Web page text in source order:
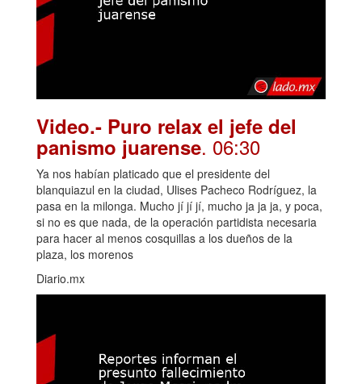
Video.- Puro relax el jefe del
panismo juarense. 06:30
Ya nos habían platicado que el presidente del
blanquiazul en la ciudad, Ulises Pacheco Rodríguez, la
pasa en la milonga. Mucho jí jí jí, mucho ja ja ja, y poca,
si no es que nada, de la operación partidista necesaria
para hacer al menos cosquillas a los dueños de la
plaza, los morenos
Diario.mx